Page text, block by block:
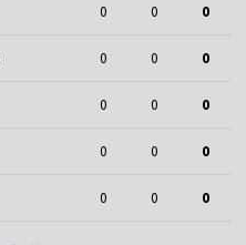
0 0 0
0 0 0
0 0 0
0 0 0
0 0 0